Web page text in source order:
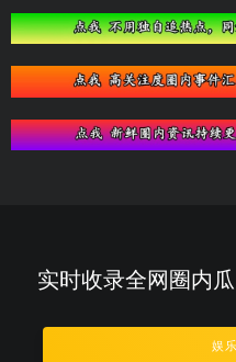
导
航
实时收录全网圈内
娱